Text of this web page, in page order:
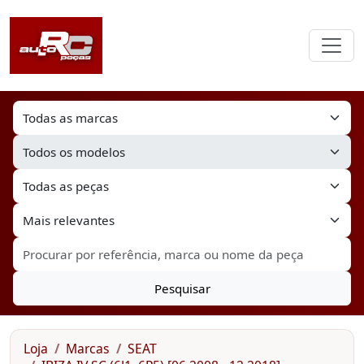
Pesquisar
Loja Marcas
SEAT